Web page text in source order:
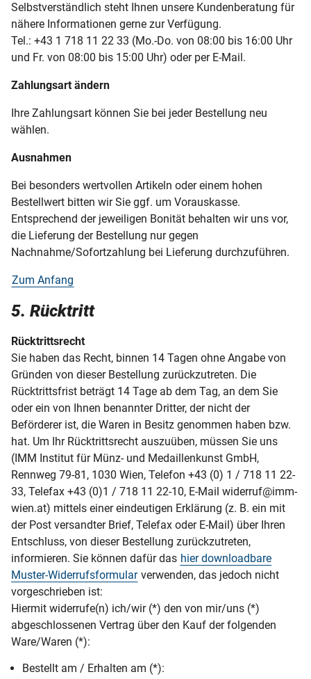
Selbstverständlich steht Ihnen unsere Kundenberatung für
nähere Informationen gerne zur Verfügung.
Tel.: +43 1 718 11 22 33 (Mo.-Do. von 08:00 bis 16:00 Uhr
und Fr. von 08:00 bis 15:00 Uhr) oder per E-Mail.
Zahlungsart ändern
Ihre Zahlungsart können Sie bei jeder Bestellung neu
wählen.
Ausnahmen
Bei besonders wertvollen Artikeln oder einem hohen
Bestellwert bitten wir Sie ggf. um Vorauskasse.
Entsprechend der jeweiligen Bonität behalten wir uns vor,
die Lieferung der Bestellung nur gegen
Nachnahme/Sofortzahlung bei Lieferung durchzuführen.
Zum Anfang
5. Rücktritt
Rücktrittsrecht
Sie haben das Recht, binnen 14 Tagen ohne Angabe von
Gründen von dieser Bestellung zurückzutreten. Die
Rücktrittsfrist beträgt 14 Tage ab dem Tag, an dem Sie
oder ein von Ihnen benannter Dritter, der nicht der
Beförderer ist, die Waren in Besitz genommen haben bzw.
hat. Um Ihr Rücktrittsrecht auszuüben, müssen Sie uns
(IMM Institut für Münz- und Medaillenkunst GmbH,
Rennweg 79-81, 1030 Wien, Telefon +43 (0) 1 / 718 11 22-
33, Telefax +43 (0)1 / 718 11 22-10, E-Mail widerruf@imm-
wien.at) mittels einer eindeutigen Erklärung (z. B. ein mit
der Post versandter Brief, Telefax oder E-Mail) über Ihren
Entschluss, von dieser Bestellung zurückzutreten,
informieren. Sie können dafür das hier downloadbare
Muster-Widerrufsformular verwenden, das jedoch nicht
vorgeschrieben ist:
Hiermit widerrufe(n) ich/wir (*) den von mir/uns (*)
abgeschlossenen Vertrag über den Kauf der folgenden
Ware/Waren (*):
Bestellt am / Erhalten am (*):